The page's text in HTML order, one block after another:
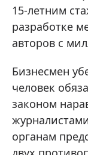
15-летним
разработке
авторов с
Бизнесмен
человек
законом
органам